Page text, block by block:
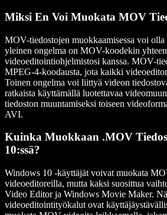
Miksi En Voi Muokata MOV
MOV-tiedostojen muokkaamisessa voi
yleinen ongelma on MOV-koodekin
videoeditointiohjelmistosi kanssa. MOV-
MPEG-4-koodausta, jota kaikki
Toinen ongelma voi liittyä videon
ratkaista käyttämällä luotettavaa
tiedoston muuntamiseksi toiseen
AVI.
Kuinka Muokkaan .MOV
10:ssä?
Windows 10 -käyttäjät voivat muokata
videoeditoreilla, mutta kaksi suosittua
Video Editor ja Windows Movie Maker.
videoeditointityökalut ovat